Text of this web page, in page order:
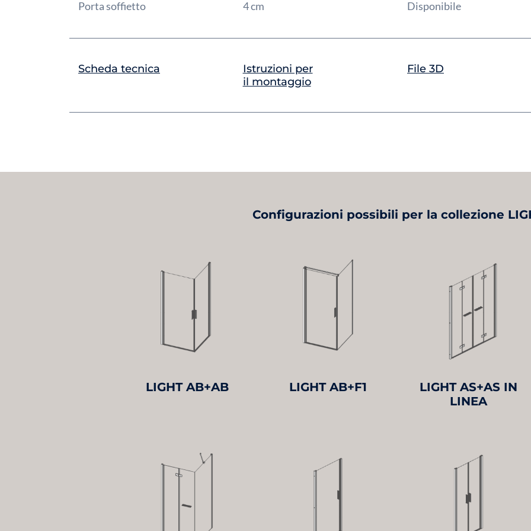
Porta soffietto 4 cm Disponibile
Scheda tecnica
Istruzioni per
il montaggio
File 3D
Configurazioni possibili per la collezione
LIGHT AB+AB LIGHT AB+F1
LIGHT AS+AS IN
LINEA